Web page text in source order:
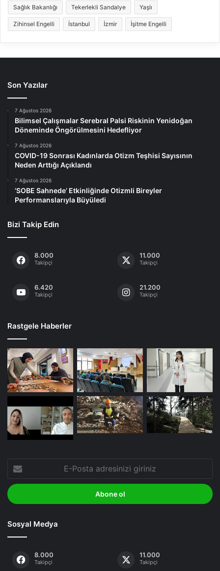
Sağlık Bakanlığı Tekerlekli Sandalye Yaşlı
Zihinsel Engelli İstanbul İzmir İşitme Engelli
Son Yazılar
7 Ağustos 2026
Bilimsel Çalışmalar Serebral Palsi Riskinin Yenidoğan
Döneminde Öngörülmesini Hedefliyor
7 Ağustos 2026
COVID-19 Sonrası Kadınlarda Otizm Teşhisi Sayısının
Neden Arttığı Açıklandı
7 Ağustos 2026
‘SOBE Sahnede’ Etkinliğinde Otizmli Bireyler
Performanslarıyla Büyüledi
Bizi Takip Edin
8.000
Takipçi
11.000
Takipçi
6.420
Takipçi
21.200
Takipçi
Rastgele Haberler
Posta
adresinizi
giriniz
Sosyal Medya
8.000
Takipçi
11.000
Takipçi